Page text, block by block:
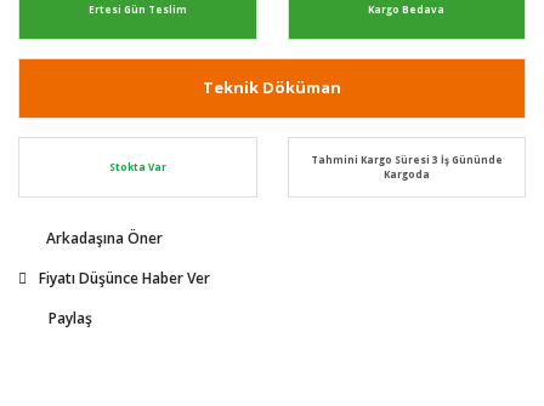
Ertesi Gün Teslim Kargo Bedava
Teknik Döküman
Stokta Var
Tahmini Kargo Süresi 3 İş Gününde
Kargoda
Arkadaşına Öner
Fiyatı Düşünce Haber Ver
Paylaş